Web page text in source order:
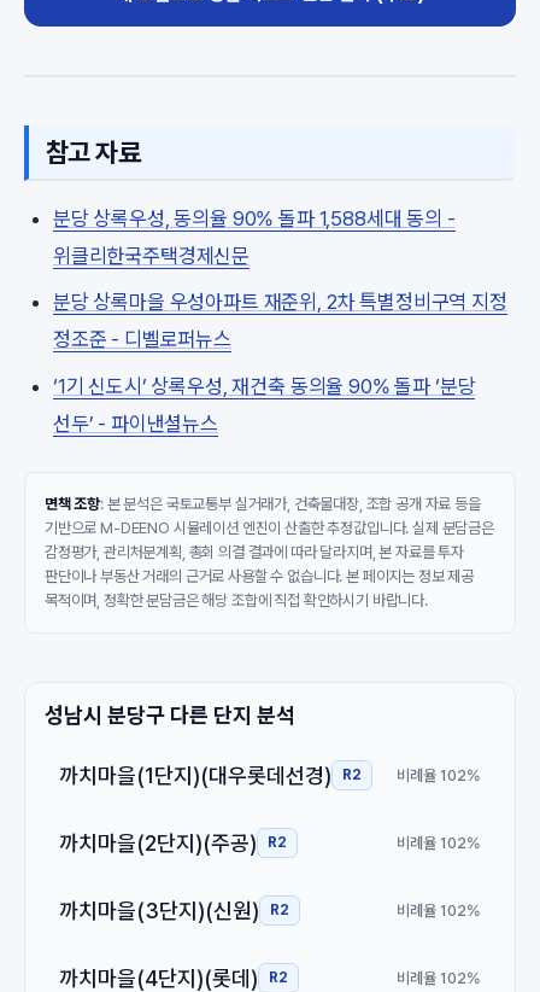
참고 자료
분당 상록우성, 동의율 90% 돌파 1,588세대 동의 -
위클리한국주택경제신문
분당 상록마을 우성아파트 재준위, 2차 특별정비구역 지정
정조준 - 디벨로퍼뉴스
‘1기 신도시’ 상록우성, 재건축 동의율 90% 돌파 ‘분당
선두’ - 파이낸셜뉴스
면책 조항: 본 분석은 국토교통부 실거래가, 건축물대장, 조합 공개 자료 등을
기반으로 M-DEENO 시뮬레이션 엔진이 산출한 추정값입니다. 실제 분담금은
감정평가, 관리처분계획, 총회 의결 결과에 따라 달라지며, 본 자료를 투자
판단이나 부동산 거래의 근거로 사용할 수 없습니다. 본 페이지는 정보 제공
목적이며, 정확한 분담금은 해당 조합에 직접 확인하시기 바랍니다.
성남시 분당구 다른 단지 분석
까치마을(1단지)(대우롯데선경) R2 비례율 102%
까치마을(2단지)(주공) R2 비례율 102%
까치마을(3단지)(신원) R2 비례율 102%
까치마을(4단지)(롯데) R2 비례율 102%